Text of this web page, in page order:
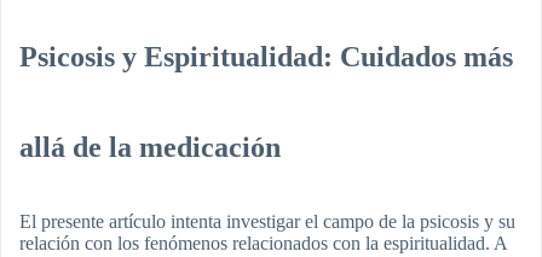
Psicosis y Espiritualidad: Cuidados más
allá de la medicación
El presente artículo intenta investigar el campo de la psicosis y su
relación con los fenómenos relacionados con la espiritualidad. A